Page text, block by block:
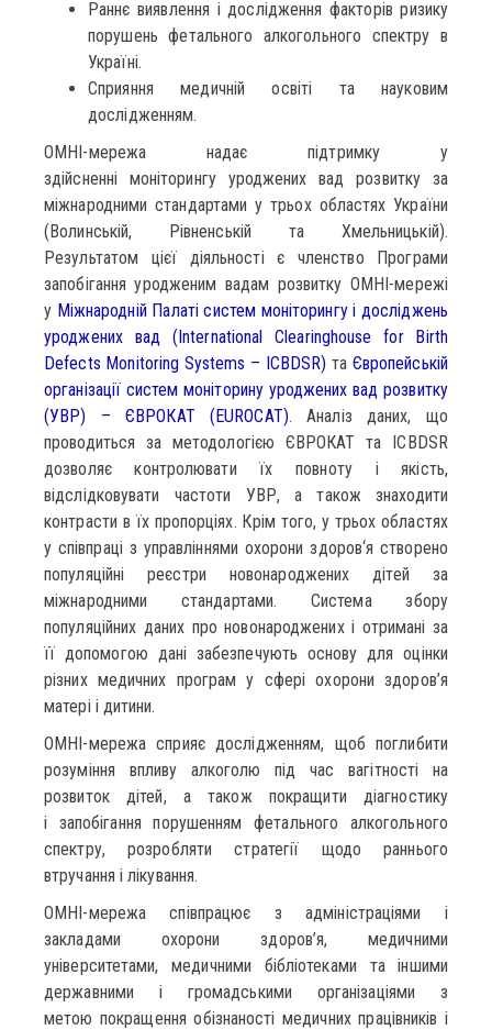
Раннє виявлення і дослідження факторів ризику
порушень фетального алкогольного спектру в
Україні.
Сприяння медичній освіті та науковим
дослідженням.
ОМНІ-мережа надає підтримку у
здійсненні моніторингу уроджених вад розвитку за
міжнародними стандартами у трьох областях України
(Волинській, Рівненській та Хмельницькій).
Результатом цієї діяльності є членство Програми
запобігання уродженим вадам розвитку ОМНІ-мережі
у Міжнародній Палаті систем моніторингу і досліджень
уроджених вад (International Clearinghouse for Birth
Defects Monitoring Systems – ICBDSR) та Європейській
організації систем моніторину уроджених вад розвитку
(УВР) – ЄВРОКАТ (EUROCAT). Аналіз даних, що
проводиться за методологією ЄВРОКАТ та ICBDSR
дозволяє контролювати їх повноту і якість,
відслідковувати частоти УВР, а також знаходити
контрасти в їх пропорціях. Крім того, у трьох областях
у співпраці з управліннями охорони здоров‘я створено
популяційні реєстри новонароджених дітей за
міжнародними стандартами. Система збору
популяційних даних про новонароджених і отримані за
її допомогою дані забезпечують основу для оцінки
різних медичних програм у сфері охорони здоров’я
матері і дитини.
ОМНІ-мережа сприяє дослідженням, щоб поглибити
розуміння впливу алкоголю під час вагітності на
розвиток дітей, а також покращити діагностику
і запобігання порушенням фетального алкогольного
спектру, розробляти стратегії щодо раннього
втручання і лікування.
ОМНІ-мережа співпрацює з адміністраціями і
закладами охорони здоров’я, медичними
університетами, медичними бібліотеками та іншими
державними і громадськими організаціями з
метою покращення обізнаності медичних працівників і